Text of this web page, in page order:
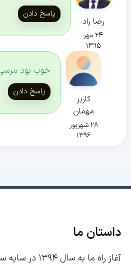
رضا راد
۲۴ مهر
۱۳۹۵
پاسخ دادن
کاربر
مهمان
۲۸ شهریور
۱۳۹۶
خوب بود
پاسخ دادن
داستان ما
آغاز راه ما به